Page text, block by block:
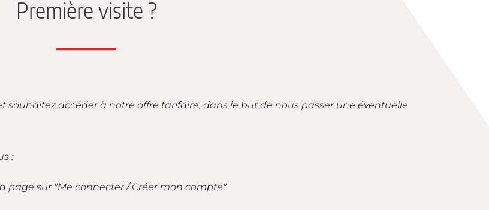
Première visite ?
souhaitez accéder à notre offre tarifaire, dans le but de nous passer une éventuelle
:
page sur "Me connecter / Créer mon compte"